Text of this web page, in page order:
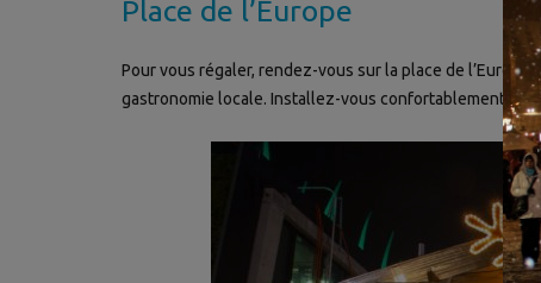
Place de l’Europe
Pour vous régaler, rendez-vous sur la place de
gastronomie locale. Installez-vous confortablement